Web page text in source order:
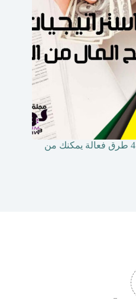
استراتيجيات ربح المال من النت .. 4 طرق فعالة يمكنك من